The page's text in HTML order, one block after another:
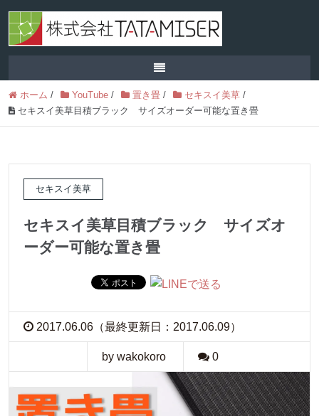
ホーム / YouTube / 置き畳 / セキスイ美草 /
セキスイ美草目積ブラック サイズオーダー可能な置き畳
セキスイ美草
セキスイ美草目積ブラック サイズオ
ーダー可能な置き畳
2017.06.06（最終更新日：2017.06.09）
by wakokoro 0